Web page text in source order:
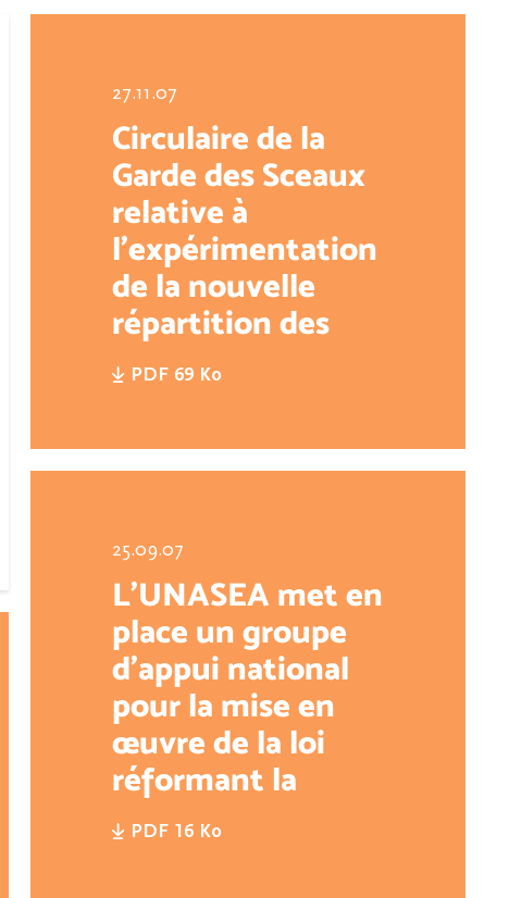
27.11.07
Circulaire de la
Garde des Sceaux
relative à
l'expérimentation
de la nouvelle
répartition des
fonctions civiles et
pénales des juges
PDF 69 Ko
25.09.07
L’UNASEA met en
place un groupe
d’appui national
pour la mise en
œuvre de la loi
réformant la
protection de
l’enfance
PDF 16 Ko